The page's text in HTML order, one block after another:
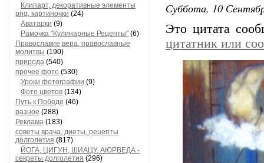
Клипарт, декоративные элементы
png, картиночки (24)
Аватарки (9)
Рамочка "Кулинарные Рецепты" (6)
Православие,вера, православные
молитвы (190)
природа (540)
прочее фото (530)
Уроки фотографии (9)
Фото цветов (134)
Путь к Победе (46)
разное (288)
Реклама (183)
советы врача, диеты, рецепты
долголетия (817)
ЙОГА, ЦИГУН, ШИАЦУ, АЮРВЕДА -
секреты долголетия (296)
Суббота, 10
Это цитата
цитатник или